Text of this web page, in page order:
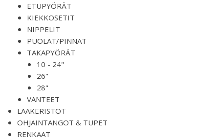
ETUPYÖRÄT
KIEKKOSETIT
NIPPELIT
PUOLAT/PINNAT
TAKAPYÖRÄT
10 - 24"
26"
28"
VANTEET
LAAKERISTOT
OHJAINTANGOT & TUPET
RENKAAT